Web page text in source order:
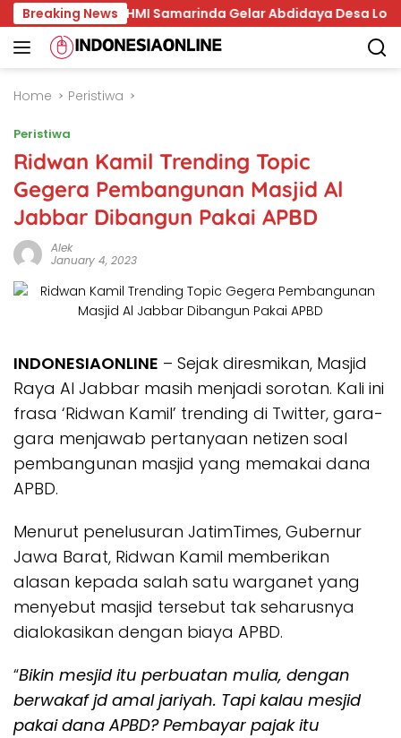
Skip
to
content
Breaking News
HMI Samarinda Gelar Abdidaya Desa Loa
Home Peristiwa
Peristiwa
Ridwan Kamil Trending Topic
Gegera Pembangunan Masjid Al
Jabbar Dibangun Pakai APBD
Alek
January 4, 2023
INDONESIAONLINE – Sejak diresmikan, Masjid
Raya Al Jabbar masih menjadi sorotan. Kali ini
frasa ‘Ridwan Kamil’ trending di Twitter, gara-
gara menjawab pertanyaan netizen soal
pembangunan masjid yang memakai dana
APBD.
Menurut penelusuran JatimTimes, Gubernur
Jawa Barat, Ridwan Kamil memberikan
alasan kepada salah satu warganet yang
menyebut masjid tersebut tak seharusnya
dialokasikan dengan biaya APBD.
“Bikin mesjid itu perbuatan mulia, dengan
berwakaf jd amal jariyah. Tapi kalau mesjid
pakai dana APBD? Pembayar pajak itu